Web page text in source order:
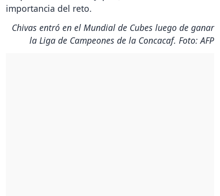
importancia del reto.
Chivas entró en el Mundial de Cubes luego de ganar
la Liga de Campeones de la Concacaf. Foto: AFP